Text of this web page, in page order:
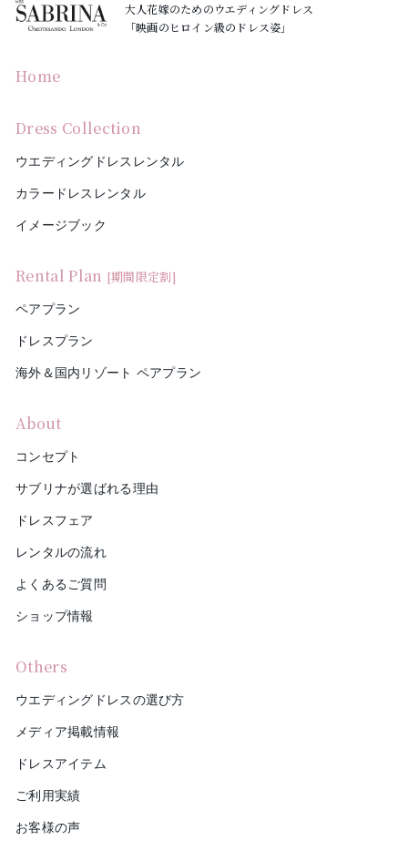
大人花嫁のためのウエディングドレス
「映画のヒロイン級のドレス姿」
Home
Dress Collection
ウエディングドレスレンタル
カラードレスレンタル
イメージブック
Rental Plan [期間限定割]
ペアプラン
ドレスプラン
海外＆国内リゾート ペアプラン
About
コンセプト
サブリナが選ばれる理由
ドレスフェア
レンタルの流れ
よくあるご質問
ショップ情報
Others
ウエディングドレスの選び方
メディア掲載情報
ドレスアイテム
ご利用実績
お客様の声